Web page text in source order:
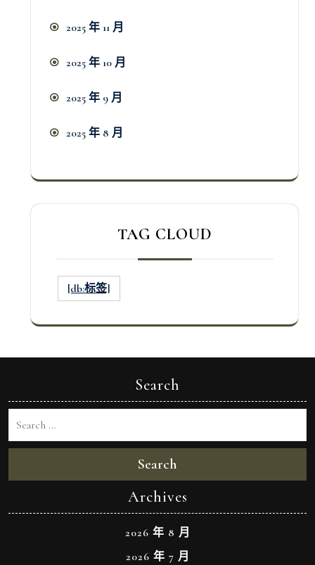
2025 年 11 月
2025 年 10 月
2025 年 9 月
2025 年 8 月
TAG CLOUD
[db:标签]
Search
Search
Archives
2026 年 8 月
2026 年 7 月